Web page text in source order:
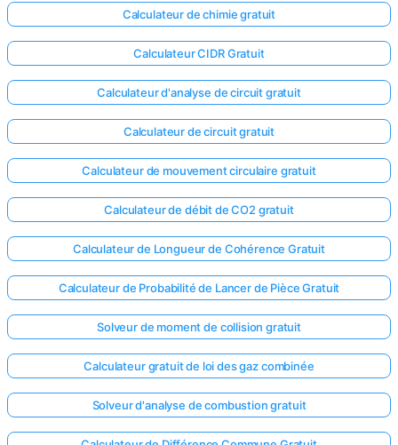
Calculateur de chimie gratuit
Calculateur CIDR Gratuit
Calculateur d'analyse de circuit gratuit
Calculateur de circuit gratuit
Calculateur de mouvement circulaire gratuit
Calculateur de débit de CO2 gratuit
Calculateur de Longueur de Cohérence Gratuit
Calculateur de Probabilité de Lancer de Pièce Gratuit
Solveur de moment de collision gratuit
Calculateur gratuit de loi des gaz combinée
Solveur d'analyse de combustion gratuit